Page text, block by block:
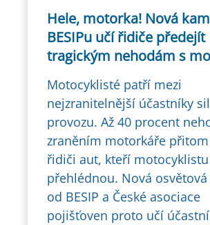
Hele, motorka! Nová
BESIPu učí řidiče předejít
tragickým nehodám s
Motocyklisté patří mezi
nejzranitelnější účastníky
provozu. Až 40 procent
zraněním motorkáře
řidiči aut, kteří motocyklistu
přehlédnou. Nová
od BESIP a České asociace
pojišťoven proto učí